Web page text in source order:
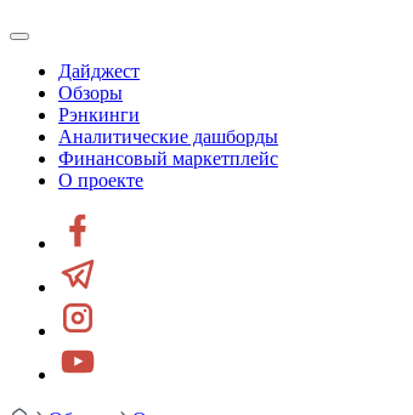
Дайджест
Обзоры
Рэнкинги
Аналитические дашборды
Финансовый маркетплейс
О проекте